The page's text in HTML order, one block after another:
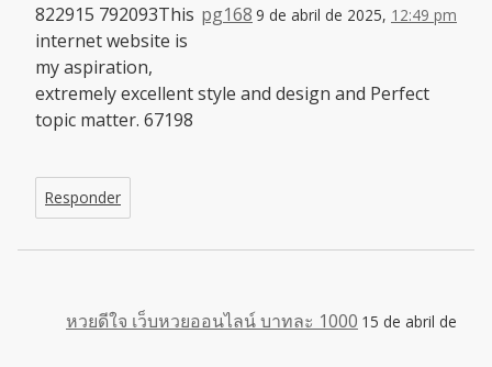
pg168 9 de abril de 2025, 12:49 pm
822915 792093This
internet website is
my aspiration,
extremely excellent style and design and Perfect
topic matter. 67198
Responder
หวยดีใจ เว็บหวยออนไลน์ บาทละ 1000 15 de abril de